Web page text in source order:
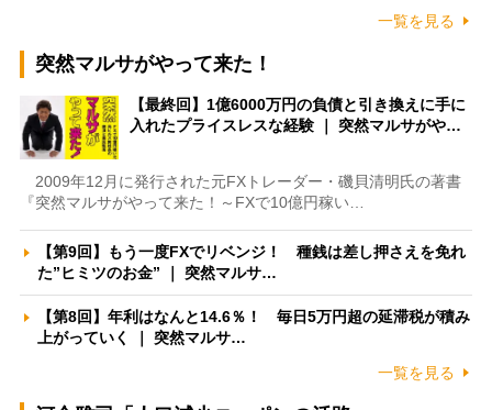
一覧を見る
突然マルサがやって来た！
【最終回】1億6000万円の負債と引き換えに手に
入れたプライスレスな経験 ｜ 突然マルサがや…
2009年12月に発行された元FXトレーダー・磯貝清明氏の著書
『突然マルサがやって来た！～FXで10億円稼い…
【第9回】もう一度FXでリベンジ！ 種銭は差し押さえを免れ
た”ヒミツのお金” ｜ 突然マルサ…
【第8回】年利はなんと14.6％！ 毎日5万円超の延滞税が積み
上がっていく ｜ 突然マルサ…
一覧を見る